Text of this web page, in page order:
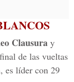
Clausura y
de las vueltas
es líder con 29